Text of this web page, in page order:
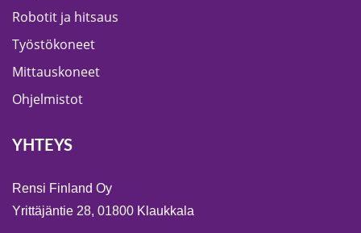
Robotit ja hitsaus
Työstökoneet
Mittauskoneet
Ohjelmistot
YHTEYS
Rensi Finland Oy
Yrittäjäntie 28, 01800 Klaukkala